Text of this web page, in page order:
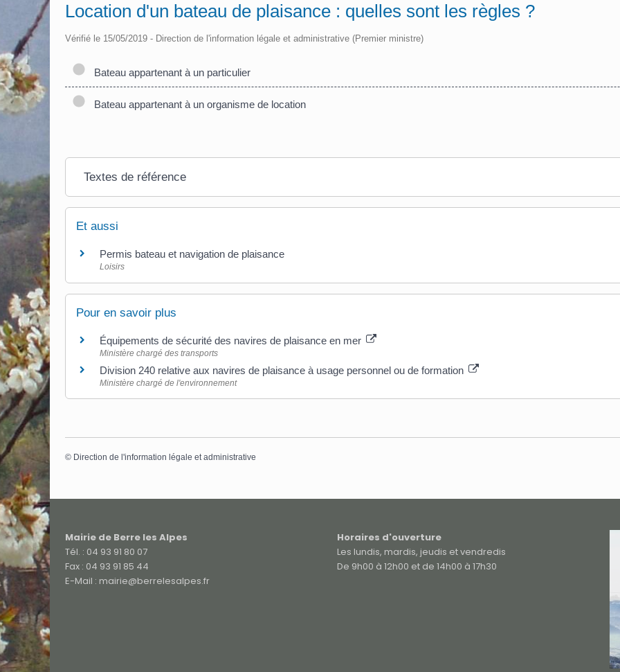
Location d'un bateau de plaisance : quelles sont les règles ?
Vérifié le 15/05/2019 - Direction de l'information légale et administrative (Premier ministre)
Bateau appartenant à un particulier
Bateau appartenant à un organisme de location
Textes de référence
Et aussi
Permis bateau et navigation de plaisance
Loisirs
Pour en savoir plus
Équipements de sécurité des navires de plaisance en mer
Ministère chargé des transports
Division 240 relative aux navires de plaisance à usage personnel ou de formation
Ministère chargé de l'environnement
© Direction de l'information légale et administrative
Mairie de Berre les Alpes
Tél. : 04 93 91 80 07
Fax : 04 93 91 85 44
E-Mail : mairie@berrelesalpes.fr
Horaires d'ouverture
Les lundis, mardis, jeudis et vendredis
De 9h00 à 12h00 et de 14h00 à 17h30